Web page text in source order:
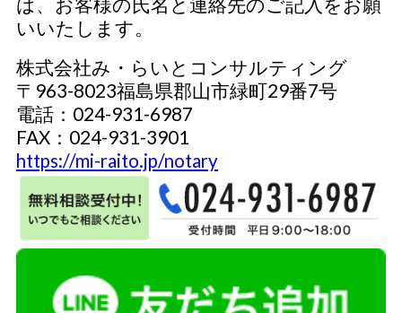
いいたします。
株式会社み・らいとコンサルティング
〒963-8023福島県郡山市緑町29番7号
電話：024-931-6987
FAX：024-931-3901
https://mi-raito.jp/notary